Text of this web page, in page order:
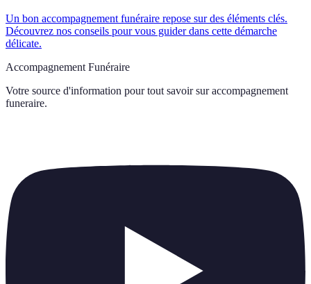
Un bon accompagnement funéraire repose sur des éléments clés.
Découvrez nos conseils pour vous guider dans cette démarche
délicate.
Accompagnement Funéraire
Votre source d'information pour tout savoir sur accompagnement
funeraire.